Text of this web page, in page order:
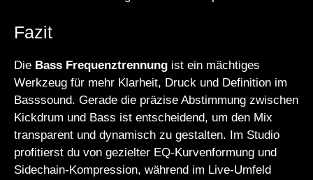
Fazit
Die Bass Frequenztrennung ist ein mächtiges
Werkzeug für mehr Klarheit, Druck und Definition im
Basssound. Gerade die präzise Abstimmung zwischen
Kickdrum und Bass ist entscheidend, um den Mix
transparent und dynamisch zu gestalten. Im Studio
profitierst du von gezielter EQ-Kurvenformung und
Sidechain-Kompression, während im Live-Umfeld